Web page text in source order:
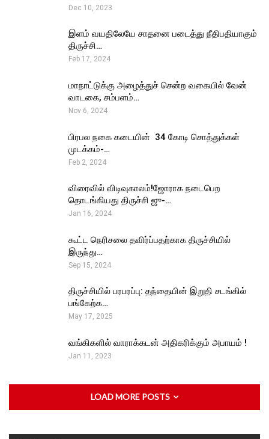
Dec 10, 2023
இளம் வயதிலேயே சாதனை படைத்து நீதிபதியாகும்
திருச்சி…
Feb 17, 2024
மாநாட்டுக்கு அழைத்துச் சென்ற வகையில் வேன்
வாடகை, சம்பளம்…
Nov 6, 2024
பிரபல நகை கடையின் ₹ 34 கோடி சொத்துக்கள்
முடக்கம்-…
Feb 2, 2024
விரைவில் விடிவுகாலம்!ஜோராக நடைபெற
தொடங்கியது திருச்சி ஜு-…
Jan 16, 2024
கூட்ட நெரிசலை தவிர்ப்பதற்காக திருச்சியில்
இருந்து…
Sep 15, 2024
திருச்சியில் பரபரப்பு: தந்தையின் இறுதி சடங்கில்
பங்கேற்க…
May 17, 2025
வங்கிகளில் வாராக்கடன் அதிகரிக்கும் அபாயம் !
Jan 11, 2023
LOAD MORE POSTS